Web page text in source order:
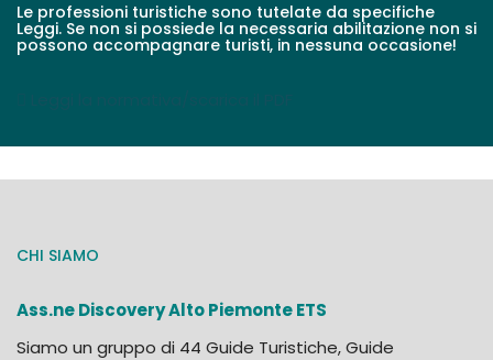
Le professioni turistiche sono tutelate da specifiche
Leggi. Se non si possiede la necessaria abilitazione non si
possono accompagnare turisti, in nessuna occasione!
CHI SIAMO
Ass.ne Discovery Alto Piemonte ETS
Siamo un gruppo di 44 Guide Turistiche, Guide